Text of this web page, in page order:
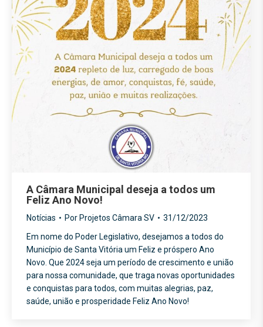
A Câmara Municipal deseja a todos um
Feliz Ano Novo!
Notícias Por Projetos Câmara SV
31/12/2023
Em nome do Poder Legislativo, desejamos a todos do
Município de Santa Vitória um Feliz e próspero Ano
Novo. Que 2024 seja um período de crescimento e união
para nossa comunidade, que traga novas oportunidades
e conquistas para todos, com muitas alegrias, paz,
saúde, união e prosperidade Feliz Ano Novo!